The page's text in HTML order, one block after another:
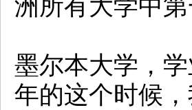
洲所有大学中
墨尔本大学，
年的这个时候